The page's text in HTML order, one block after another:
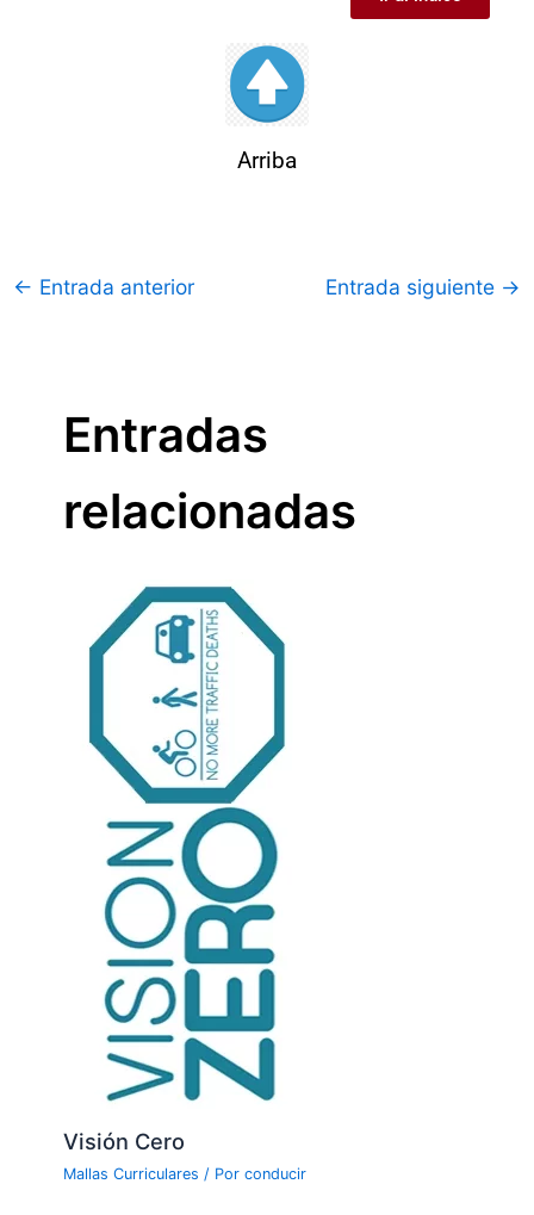
Arriba
← Entrada anterior Entrada siguiente →
Entradas
relacionadas
Visión Cero
Mallas Curriculares / Por conducir